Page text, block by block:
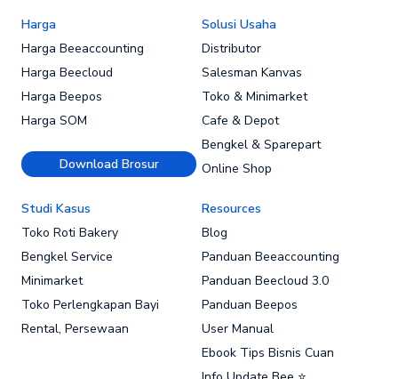
Harga
Harga Beeaccounting
Harga Beecloud
Harga Beepos
Harga SOM
Download Brosur
Solusi Usaha
Distributor
Salesman Kanvas
Toko & Minimarket
Cafe & Depot
Bengkel & Sparepart
Online Shop
Studi Kasus
Toko Roti Bakery
Bengkel Service
Minimarket
Toko Perlengkapan Bayi
Rental, Persewaan
Resources
Blog
Panduan Beeaccounting
Panduan Beecloud 3.0
Panduan Beepos
User Manual
Ebook Tips Bisnis Cuan